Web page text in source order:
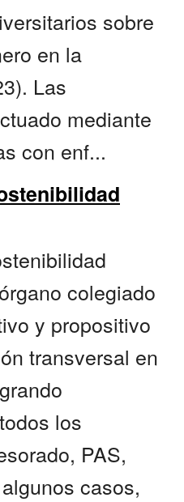
sobre
en la
Las
mediante
con enf...
colegiado
y propositivo
transversal en
los
PAS,
casos,